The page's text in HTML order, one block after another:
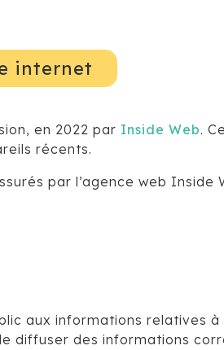
internet
en 2022 par Inside Web.
récents.
par l’agence web Inside
aux informations relatives
diffuser des informations